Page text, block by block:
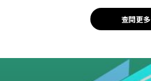
查閱更多